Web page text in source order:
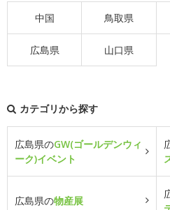
中国 鳥取県
広島県 山口県
カテゴリから探す
広島県のGW(ゴールデンウィ
ーク)イベント
広島県の物産展